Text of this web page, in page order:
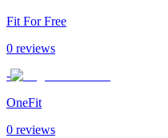
Fit For Free
0 reviews
-
OneFit
0 reviews